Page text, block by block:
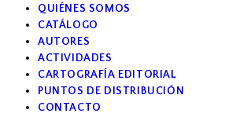
QUIÉNES SOMOS
CATÁLOGO
AUTORES
ACTIVIDADES
CARTOGRAFÍA EDITORIAL
PUNTOS DE DISTRIBUCIÓN
CONTACTO